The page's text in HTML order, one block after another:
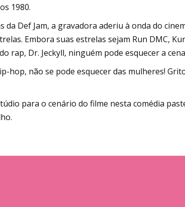
1980.
Def Jam, a gravadora aderiu à onda do
Embora suas estrelas sejam Run DMC,
rap, Dr. Jeckyll, ninguém pode esquecer a
hop, não se pode esquecer das mulheres!
para o cenário do filme nesta comédia